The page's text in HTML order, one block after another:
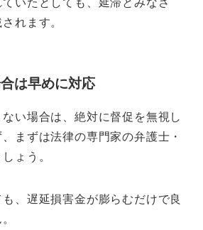
れます。
は早めに対応
い場合は、絶対に督促を無視し
まずは法律の専門家の弁護士・
ょう。
、遅延損害金が膨らむだけで良